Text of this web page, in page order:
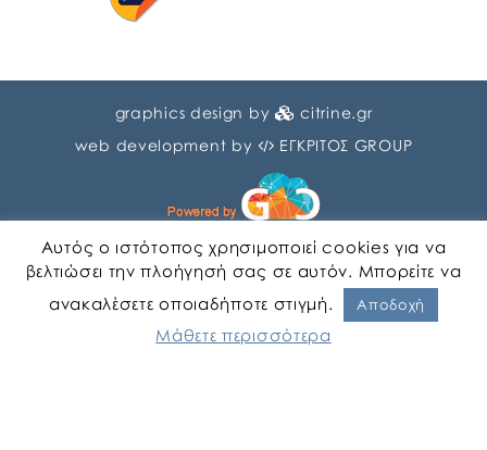
graphics design by
citrine.gr
web development by
ΕΓΚΡΙΤΟΣ GROUP
Αυτός ο ιστότοπος χρησιμοποιεί cookies για να
βελτιώσει την πλοήγησή σας σε αυτόν. Μπορείτε να
ανακαλέσετε οποιαδήποτε στιγμή.
Αποδοχή
Μάθετε περισσότερα
Αγγλικα Ελληνικα